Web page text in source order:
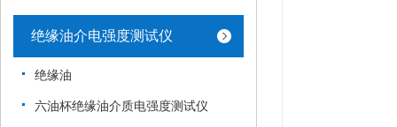
绝缘油介电强度测试仪
绝缘油
六油杯绝缘油介质电强度测试仪